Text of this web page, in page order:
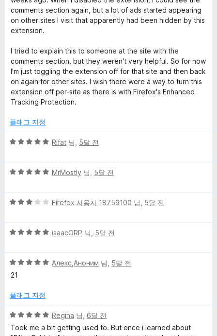
4
점
comments section again, but a lot of ads started appearing
on other sites I visit that apparently had been hidden by this
extension.
I tried to explain this to someone at the site with the
comments section, but they weren't very helpful. So for now
I'm just toggling the extension off for that site and then back
on again for other sites. I wish there were a way to turn this
extension off per-site as there is with Firefox's Enhanced
Tracking Protection.
플래그 지정
5
점
점
Rifat 님, 5달 전
5
점
점
MrMostly 님, 5달 전
5
점
점
Firefox 사용자 18759100 님, 5달 전
5
점
에
점
isaacORP 님, 5달 전
5
점
점
5
점
Алекс,Аноним 님, 5달 전
21
플래그 지정
5
점
Regina 님, 6달 전
Took me a bit getting used to. But once i learned about